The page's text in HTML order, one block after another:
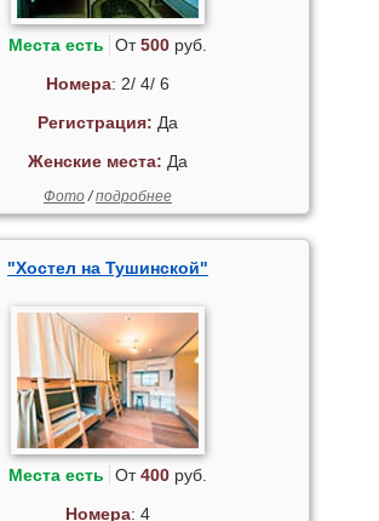
Места есть От500руб.
Номера: 2/ 4/ 6
Регистрация: Да
Женские места: Да
Фото/подробнее
"Хостел на Тушинской"
Места есть От400руб.
Номера: 4